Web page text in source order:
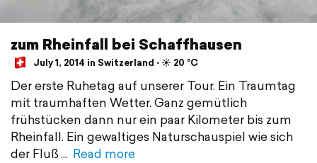
zum Rheinfall bei Schaffhausen
July 1, 2014 in Switzerland ⋅ ☀️ 20 °C
Der erste Ruhetag auf unserer Tour. Ein Traumtag
mit traumhaften Wetter. Ganz gemütlich
frühstücken dann nur ein paar Kilometer bis zum
Rheinfall. Ein gewaltiges Naturschauspiel wie sich
der Fluß
Read more